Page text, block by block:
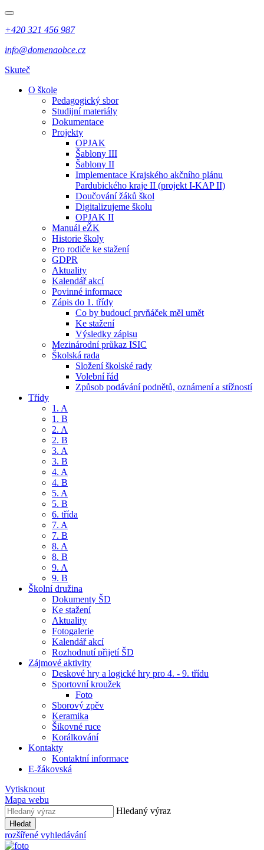
+420 321 456 987
info@domenaobce.cz
Skuteč
O škole
Pedagogický sbor
Studijní materiály
Dokumentace
Projekty
OPJAK
Šablony III
Šablony II
Implementace Krajského akčního plánu
Pardubického kraje II (projekt I-KAP II)
Doučování žáků škol
Digitalizujeme školu
OPJAK II
Manuál eŽK
Historie školy
Pro rodiče ke stažení
GDPR
Aktuality
Kalendář akcí
Povinné informace
Zápis do 1. třídy
Co by budoucí prvňáček měl umět
Ke stažení
Výsledky zápisu
Mezinárodní průkaz ISIC
Školská rada
Složení školské rady
Volební řád
Způsob podávání podnětů, oznámení a stížností
Třídy
1. A
1. B
2. A
2. B
3. A
3. B
4. A
4. B
5. A
5. B
6. třída
7. A
7. B
8. A
8. B
9. A
9. B
Školní družina
Dokumenty ŠD
Ke stažení
Aktuality
Fotogalerie
Kalendář akcí
Rozhodnutí přijetí ŠD
Zájmové aktivity
Deskové hry a logické hry pro 4. - 9. třídu
Sportovní kroužek
Foto
Sborový zpěv
Keramika
Šikovné ruce
Korálkování
Kontakty
Kontaktní informace
E-žákovská
Vytisknout
Mapa webu
Hledaný výraz
Hledat
rozšířené vyhledávání